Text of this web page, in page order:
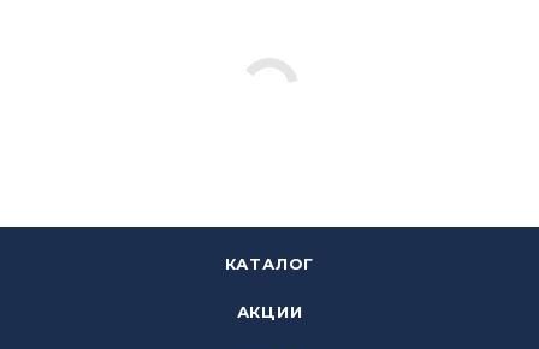
КАТАЛОГ
АКЦИИ